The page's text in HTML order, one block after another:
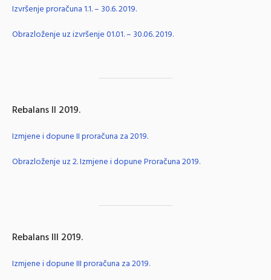
Izvršenje proračuna 1.1. – 30.6. 2019.
Obrazloženje uz izvršenje 01.01. – 30.06. 2019.
Rebalans II 2019.
Izmjene i dopune II proračuna za 2019.
Obrazloženje uz 2. Izmjene i dopune Proračuna 2019.
Rebalans III 2019.
Izmjene i dopune III proračuna za 2019.